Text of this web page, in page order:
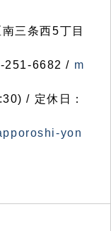
三条西5丁目
251-6682 / m
/ 定休日：
yon